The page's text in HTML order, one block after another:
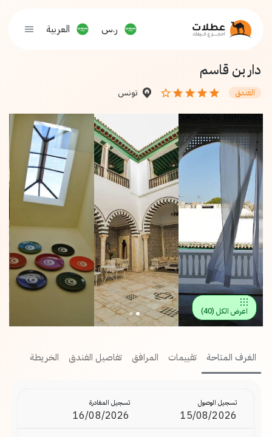
ر.س العربية
دار بن قاسم
الفندق تونس
اعرض الكل (
40
)
الغرف المتاحة تقييمات المرافق تفاصيل الفندق الخريطة
تسجيل الوصول تسجيل المغادرة